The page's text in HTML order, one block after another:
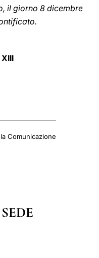
il giorno 8 dicembre
XIII
Comunicazione